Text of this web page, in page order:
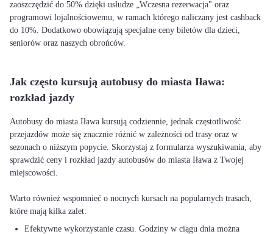
zaoszczędzić do 50% dzięki usłudze „Wczesna rezerwacja" oraz
programowi lojalnościowemu, w ramach którego naliczany jest cashback
do 10%. Dodatkowo obowiązują specjalne ceny biletów dla dzieci,
seniorów oraz naszych obrońców.
Jak często kursują autobusy do miasta Iława:
rozkład jazdy
Autobusy do miasta Iława kursują codziennie, jednak częstotliwość
przejazdów może się znacznie różnić w zależności od trasy oraz w
sezonach o niższym popycie. Skorzystaj z formularza wyszukiwania, aby
sprawdzić ceny i rozkład jazdy autobusów do miasta Iława z Twojej
miejscowości.
Warto również wspomnieć o nocnych kursach na popularnych trasach,
Efektywne wykorzystanie czasu. Godziny w ciągu dnia można